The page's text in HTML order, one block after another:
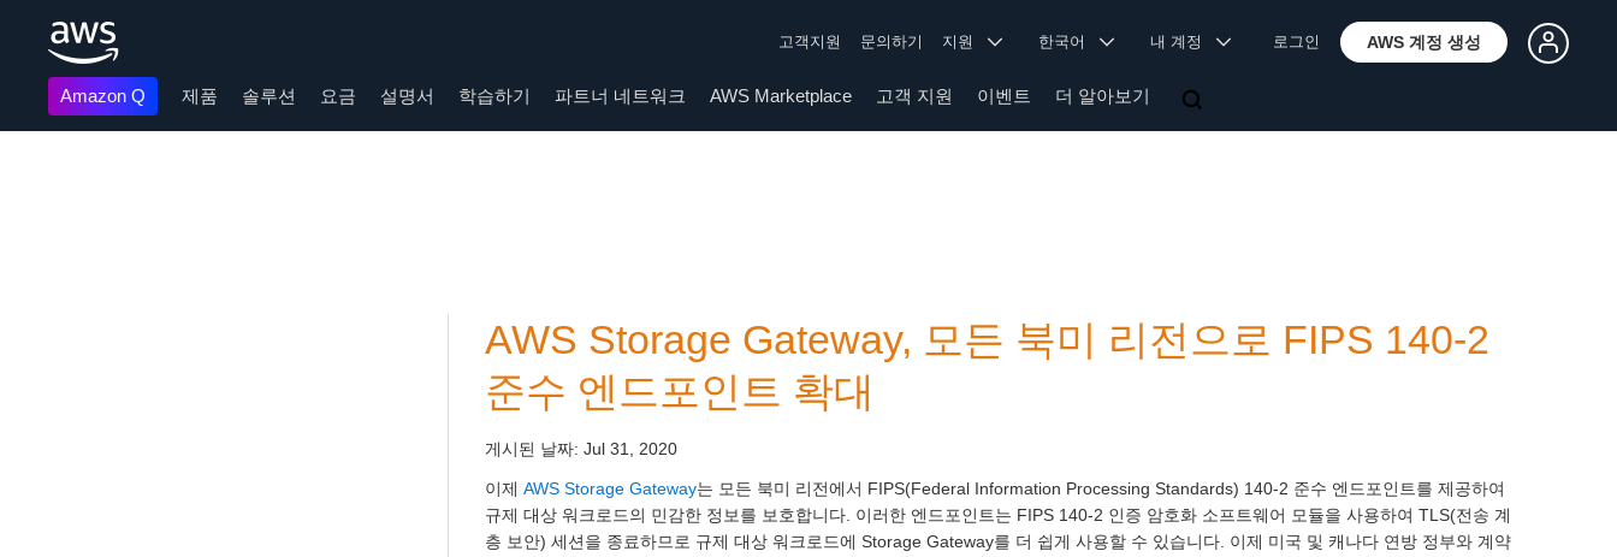
고객지원 문의하기 지원 한국어 내 계정 로그인 AWS 계정 생성
Amazon Q 제품 솔루션 요금 설명서 학습하기 파트너 네트워크 AWS Marketplace 고객 지원 이벤트 더 알아보기
AWS Storage Gateway, 모든 북미 리전으로 FIPS 140-2
준수 엔드포인트 확대
게시된 날짜: Jul 31, 2020
이제 AWS Storage Gateway는 모든 북미 리전에서 FIPS(Federal Information Processing Standards) 140-2 준수 엔드포인트를 제공하여
규제 대상 워크로드의 민감한 정보를 보호합니다. 이러한 엔드포인트는 FIPS 140-2 인증 암호화 소프트웨어 모듈을 사용하여 TLS(전송 계
층 보안) 세션을 종료하므로 규제 대상 워크로드에 Storage Gateway를 더 쉽게 사용할 수 있습니다. 이제 미국 및 캐나다 연방 정부와 계약